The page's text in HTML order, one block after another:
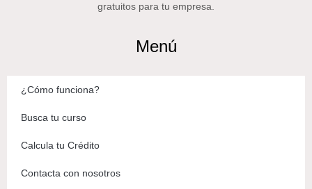
gratuitos para tu empresa.
Menú
¿Cómo funciona?
Busca tu curso
Calcula tu Crédito
Contacta con nosotros